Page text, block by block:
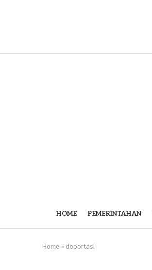
HOME PEMERINTAHAN
Home » deportasi